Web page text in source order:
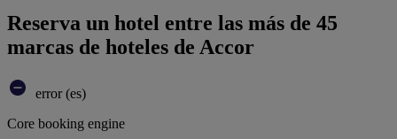
Reserva un hotel entre las más de 45
marcas de hoteles de Accor
error (es)
Core booking engine